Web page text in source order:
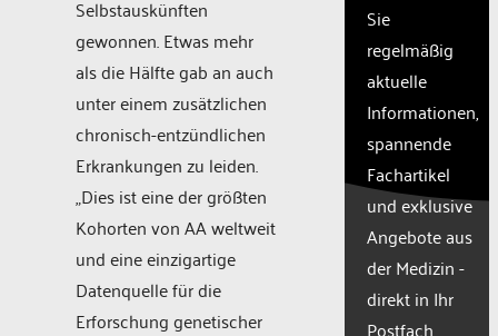
Selbstauskünften
gewonnen. Etwas mehr
als die Hälfte gab an auch
unter einem zusätzlichen
chronisch-entzündlichen
Erkrankungen zu leiden.
„Dies ist eine der größten
Kohorten von AA weltweit
und eine einzigartige
Datenquelle für die
Erforschung genetischer
CMP
to add
content
to the
list of
used.
Powered
Consent
Sie
regelmäßig
aktuelle
Informationen,
spannende
Fachartikel
und exklusive
Angebote aus
der Medizin -
direkt in Ihr
Postfach